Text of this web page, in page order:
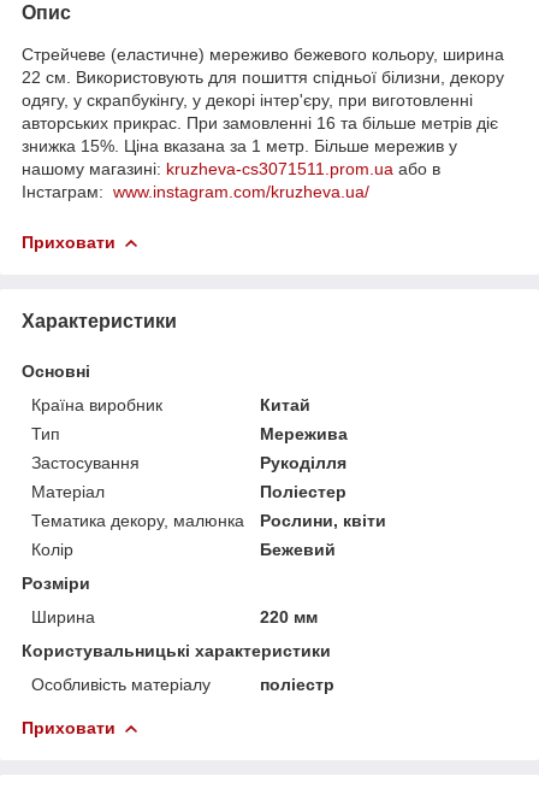
Опис
Стрейчеве (еластичне) мереживо бежевого кольору, ширина
22 см. Використовують для пошиття спідньої білизни, декору
одягу, у скрапбукінгу, у декорі інтер'єру, при виготовленні
авторських прикрас. При замовленні 16 та більше метрів діє
знижка 15%. Ціна вказана за 1 метр. Більше мережив у
нашому магазині: kruzheva-cs3071511.prom.ua або в
Інстаграм: www.instagram.com/kruzheva.ua/
Приховати
Характеристики
Основні
Країна виробник
Китай
Тип
Мережива
Застосування
Рукоділля
Матеріал
Поліестер
Тематика декору, малюнка
Рослини, квіти
Колір
Бежевий
Розміри
Ширина
220 мм
Користувальницькі характеристики
Особливість матеріалу
поліестр
Приховати